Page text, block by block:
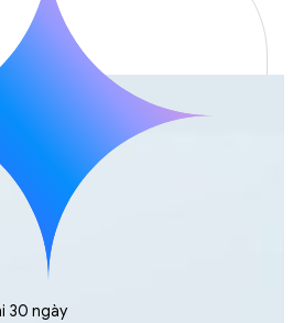
30 ngày